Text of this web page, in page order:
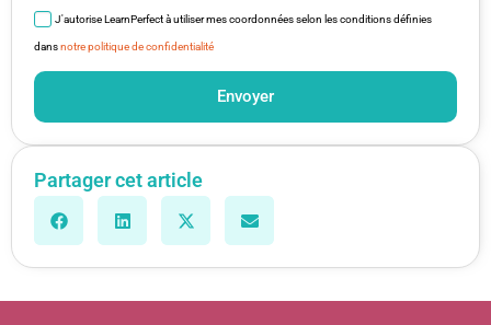
J'autorise LearnPerfect à utiliser mes coordonnées selon les conditions définies
dansnotre politique de confidentialité
Envoyer
Partager cet article